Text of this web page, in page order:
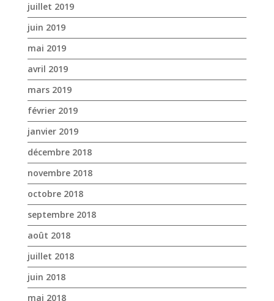
juillet 2019
juin 2019
mai 2019
avril 2019
mars 2019
février 2019
janvier 2019
décembre 2018
novembre 2018
octobre 2018
septembre 2018
août 2018
juillet 2018
juin 2018
mai 2018